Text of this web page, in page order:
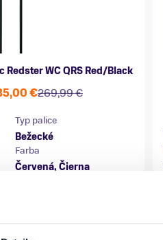
Redster WC QRS Red/Black
269,99 €
€
Typ palice
Bežecké
Farba
Červená, Čierna